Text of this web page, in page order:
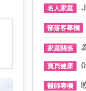
名人家庭
部落客專欄
家庭關係
寶貝健康
醫師專欄